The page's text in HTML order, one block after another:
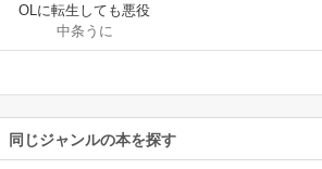
OLに転生しても悪役
ムーブに抗えない た
だし今世はエリート
に入ります!《カノン
ミア》
中条うに
同じジャンルの本を探す